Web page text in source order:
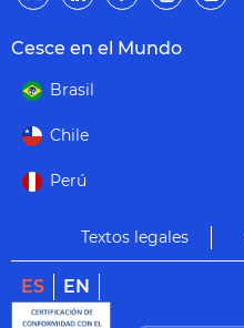
Cesce en el Mundo
Brasil
Chile
Perú
Textos legales
ES EN